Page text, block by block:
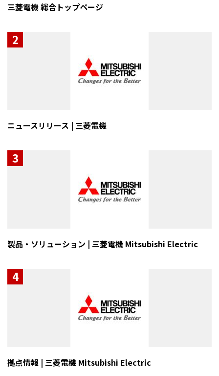
三菱電機 総合トップページ
2
ニュースリリース | 三菱電機
3
製品・ソリューション | 三菱電機 Mitsubishi Electric
4
拠点情報 | 三菱電機 Mitsubishi Electric